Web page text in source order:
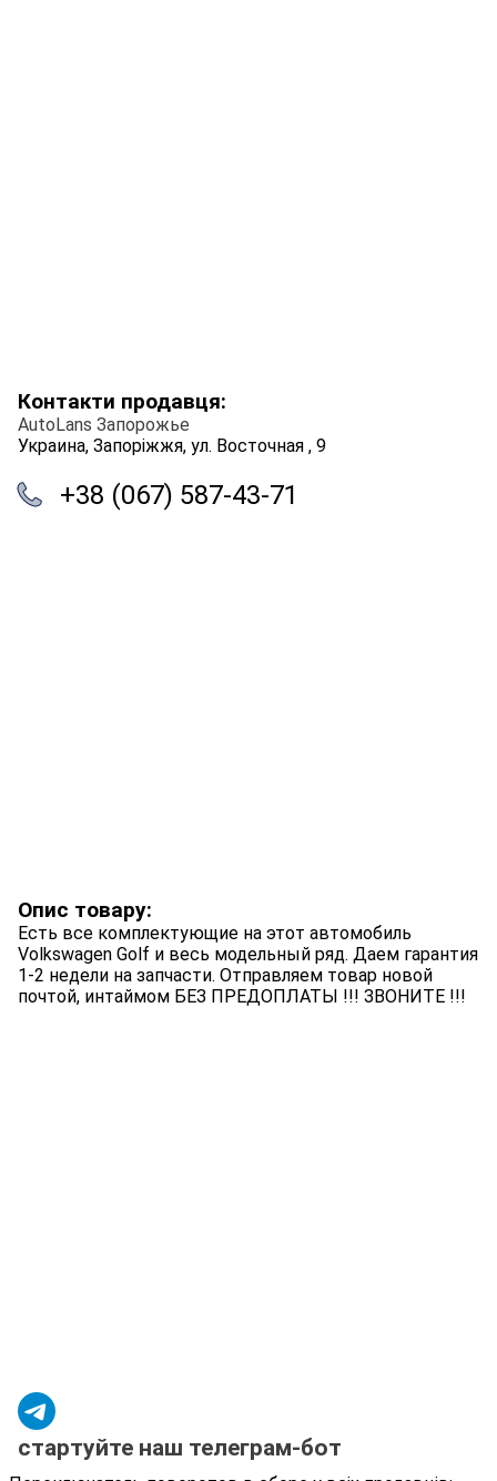
Контакти продавця:
AutoLans Запорожье
Украина, Запоріжжя, ул. Восточная , 9
+38 (067) 587-43-71
Опис товару:
Есть все комплектующие на этот автомобиль
Volkswagen Golf и весь модельный ряд. Даем гарантия
1-2 недели на запчасти. Отправляем товар новой
почтой, интаймом БЕЗ ПРЕДОПЛАТЫ !!! ЗВОНИТЕ !!!
стартуйте наш телеграм-бот